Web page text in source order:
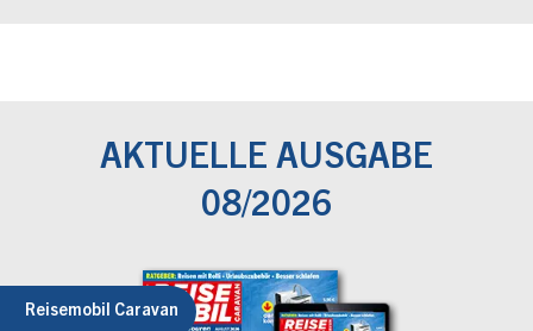
AKTUELLE AUSGABE
08/2026
Reisemobil Caravan